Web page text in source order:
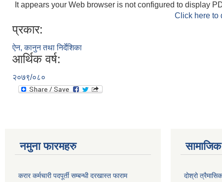
It appears your Web browser is not configured to display
Click here to
प्रकार:
ऐन, कानुन तथा निर्देशिका
आर्थिक वर्ष:
२०७९/०८०
नमुना फारमहरु
करार कर्मचारी पदपूर्ती सम्बन्धी दरखास्त फाराम
सामाजिक
दोश्रो